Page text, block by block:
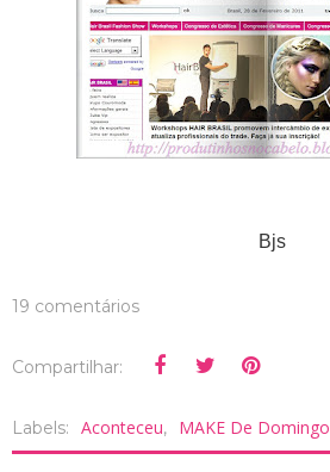
Bjs
19 comentários
Compartilhar:
Labels: Aconteceu, MAKE De Domingo